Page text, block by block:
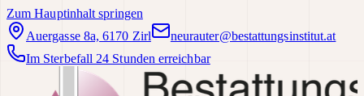
Zum Hauptinhalt springen
Auergasse 8a, 6170 Zirl
neurauter@bestattungsinstitut.at
Im Sterbefall 24 Stunden erreichbar